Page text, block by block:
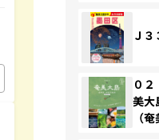
Ｊ
０
美
（